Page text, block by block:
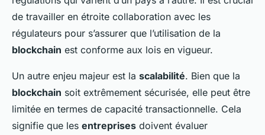
de travailler en étroite collaboration avec les
régulateurs pour s’assurer que l’utilisation de la
blockchain est conforme aux lois en vigueur.
Un autre enjeu majeur est la scalabilité. Bien que la
blockchain soit extrêmement sécurisée, elle peut être
limitée en termes de capacité transactionnelle. Cela
signifie que les entreprises doivent évaluer